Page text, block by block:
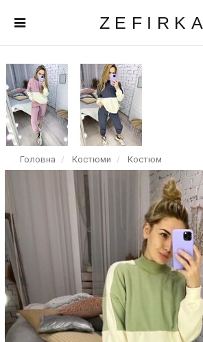
ZEFIRKA
Головна Костюми Костюм